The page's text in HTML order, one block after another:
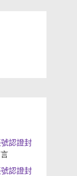
認證封
認證封